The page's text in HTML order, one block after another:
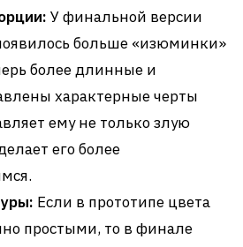
У финальной версии
больше «изюминки»
более длинные и
характерные черты
ему не только злую
его более
Если в прототипе цвета
простыми, то в финале